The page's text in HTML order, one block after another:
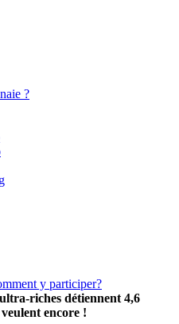
?
riches détiennent 4,6
encore !